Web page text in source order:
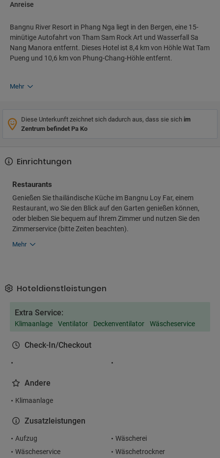
Anreise
Bangnu River Resort in Phang Nga liegt in den Bergen, eine 15-
minütige Autofahrt von Tham Sam Rock Art und Wasserfall Sa
Nang Manora entfernt. Dieses Hotel ist 8,4 km von Höhle Wat Tam
Pueng und 10,6 km von Phung-Chang-Höhle entfernt.
Mehr
Diese Unterkunft zeichnet sich dadurch aus, dass sie sich im
Zentrum befindet Pa Ko
Einrichtungen
Restaurants
Genießen Sie thailändische Küche im Bangnu Loy Far, einem
Restaurant, wo Sie den Blick auf den Garten genießen können,
oder bleiben Sie bequem auf Ihrem Zimmer und nutzen Sie den
Zimmerservice (bitte Zeiten beachten).
Mehr
Hoteldienstleistungen
Extra Service:
Klimaanlage Ventilator Deckenventilator Wäscheservice
Check-In/Checkout
Andere
Klimaanlage
Zusatzleistungen
Aufzug
Wäscherei
Wäscheservice
Wäschetrockner